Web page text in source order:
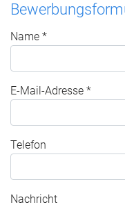
Name *
E-Mail-Adresse *
Telefon
Nachricht